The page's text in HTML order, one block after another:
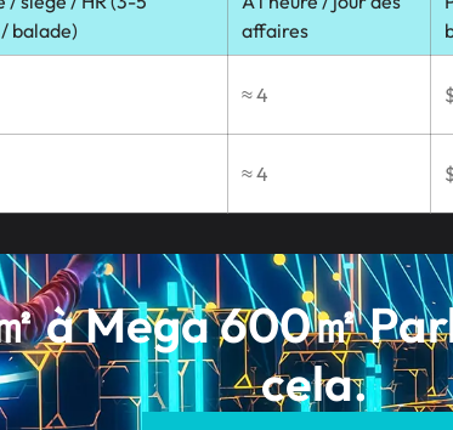
balade)
affaires
≈ 4
≈ 4
à Mega 600㎡
cela.